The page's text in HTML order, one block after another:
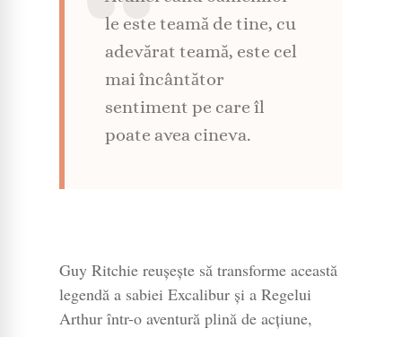
le este teamă de tine, cu
adevărat teamă, este cel
mai încântător
sentiment pe care îl
poate avea cineva.
Guy Ritchie reușește să transforme această
legendă a sabiei Excalibur și a Regelui
Arthur într-o aventură plină de acțiune,